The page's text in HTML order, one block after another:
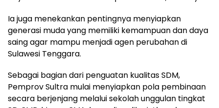
Ia juga menekankan pentingnya menyiapkan
generasi muda yang memiliki kemampuan dan daya
saing agar mampu menjadi agen perubahan di
Sulawesi Tenggara.
Sebagai bagian dari penguatan kualitas SDM,
Pemprov Sultra mulai menyiapkan pola pembinaan
secara berjenjang melalui sekolah unggulan tingkat